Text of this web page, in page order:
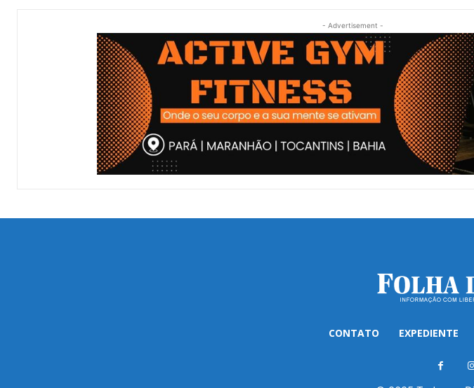
- Advertisement -
CONTATO EXPEDIENTE